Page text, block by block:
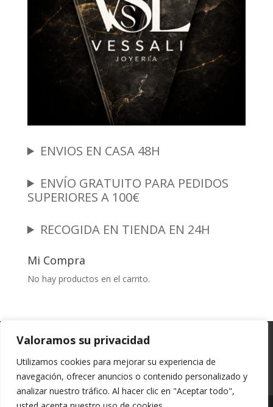
Valoramos su privacidad
Utilizamos cookies para mejorar su experiencia de
navegación, ofrecer anuncios o contenido personalizado y
analizar nuestro tráfico. Al hacer clic en "Aceptar todo",
ENVIOS EN CASA 48H
ENVÍO GRATUITO PARA PEDIDOS
SUPERIORES A 100€
RECOGIDA EN TIENDA EN 24H
Mi Compra
No hay productos en el carrito.
Garantia y Autenticidad
Política de Privacidad
Políticas de Cookies
Mi cuenta